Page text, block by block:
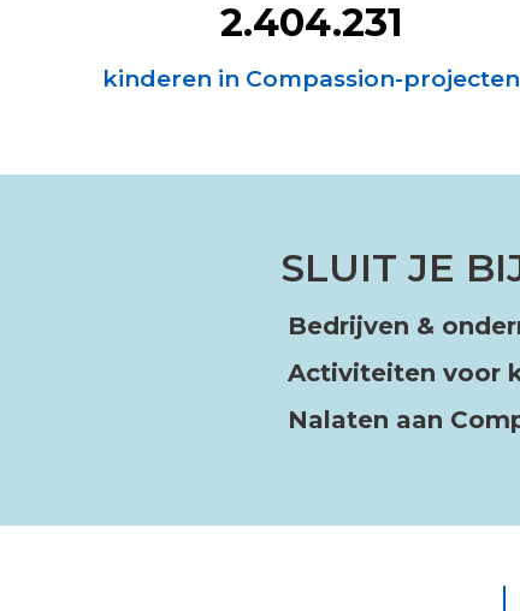
2.404.231
kinderen in Compassion-projecten
SLUIT JE
Bedrijven &
Activiteiten voor
Nalaten aan